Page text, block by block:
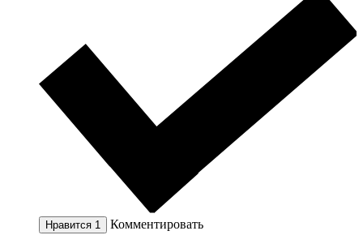
Нравится 1 Комментировать